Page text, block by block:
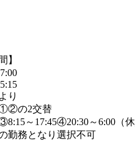
】
り
①②の2交替
③8:15～17:45④20:30～6:00（
勤務となり選択不可